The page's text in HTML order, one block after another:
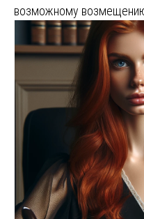
возможному